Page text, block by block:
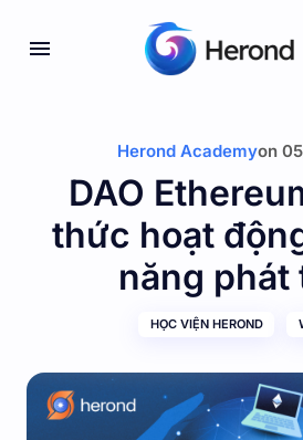
Herond Academyon
DAO
thức hoạt
năng phát
HỌC VIỆN HEROND